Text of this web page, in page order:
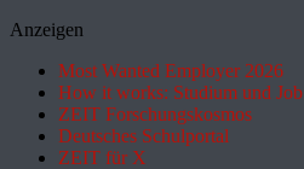
Anzeigen
Most Wanted Employer 2026
How it works: Studium und Job
ZEIT Forschungskosmos
Deutsches Schulportal
ZEIT für X